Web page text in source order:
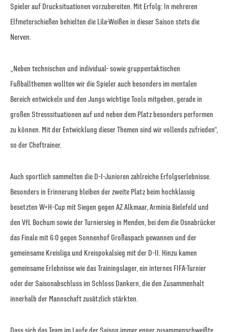
Spieler auf Drucksituationen vorzubereiten. Mit Erfolg: In mehreren
Elfmeterschießen behielten die Lila-Weißen in dieser Saison stets die
Nerven.
„Neben technischen und individual- sowie gruppentaktischen
Fußballthemen wollten wir die Spieler auch besonders im mentalen
Bereich entwickeln und den Jungs wichtige Tools mitgeben, gerade in
großen Stresssituationen auf und neben dem Platz besonders performen
zu können. Mit der Entwicklung dieser Themen sind wir vollends zufrieden“,
so der Cheftrainer.
Auch sportlich sammelten die D-I-Junioren zahlreiche Erfolgserlebnisse.
Besonders in Erinnerung bleiben der zweite Platz beim hochklassig
besetzten W+H-Cup mit Siegen gegen AZ Alkmaar, Arminia Bielefeld und
den VfL Bochum sowie der Turniersieg in Menden, bei dem die Osnabrücker
das Finale mit 6:0 gegen Sonnenhof Großaspach gewannen und der
gemeinsame Kreisliga und Kreispokalsieg mit der D-II. Hinzu kamen
gemeinsame Erlebnisse wie das Trainingslager, ein internes FIFA-Turnier
oder der Saisonabschluss im Schloss Dankern, die den Zusammenhalt
innerhalb der Mannschaft zusätzlich stärkten.
Dass sich das Team im Laufe der Saison immer enger zusammenschweißte,